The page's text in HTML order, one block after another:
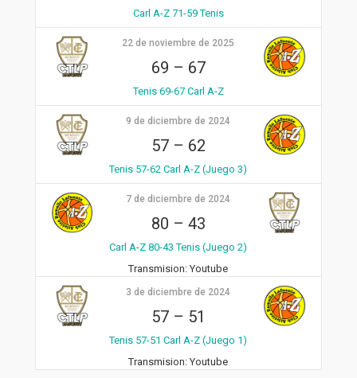
Carl A-Z 71-59 Tenis
22 de noviembre de 2025
69 – 67
Tenis 69-67 Carl A-Z
9 de diciembre de 2024
57– 62
Tenis 57-62 Carl A-Z (Juego 3)
7 de diciembre de 2024
80 – 43
Carl A-Z 80-43 Tenis (Juego 2)
Transmision:Youtube
3 de diciembre de 2024
57– 51
Tenis 57-51 Carl A-Z (Juego 1)
Transmision:Youtube